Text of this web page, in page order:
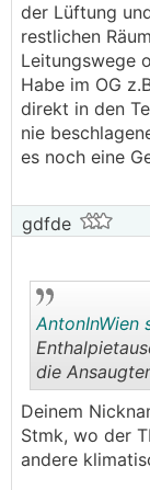
der Lüftung
restlichen
Leitungswege
Habe im OG
direkt in den
nie
es noch eine
gdfde
AntonInWien
die
Deinem
Stmk, wo der
andere